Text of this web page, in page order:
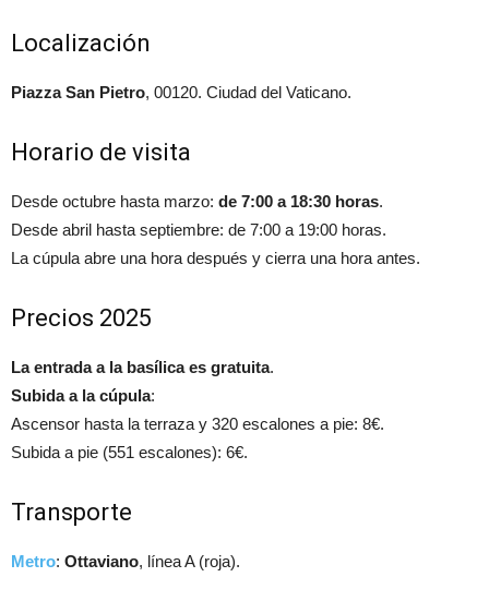
Localización
Piazza San Pietro, 00120. Ciudad del Vaticano.
Horario de visita
Desde octubre hasta marzo: de 7:00 a 18:30 horas.
Desde abril hasta septiembre: de 7:00 a 19:00 horas.
La cúpula abre una hora después y cierra una hora antes.
Precios 2025
La entrada a la basílica es gratuita.
Subida a la cúpula:
Ascensor hasta la terraza y 320 escalones a pie: 8€.
Subida a pie (551 escalones): 6€.
Transporte
Metro: Ottaviano, línea A (roja).